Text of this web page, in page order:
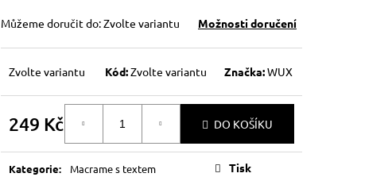
Můžeme doručit do:Zvolte variantu Možnosti doručení
Zvolte variantu Kód:Zvolte variantu Značka:WUX
249 Kč
cena:
DO KOŠÍKU
Kategorie: Macrame s textem
Tisk